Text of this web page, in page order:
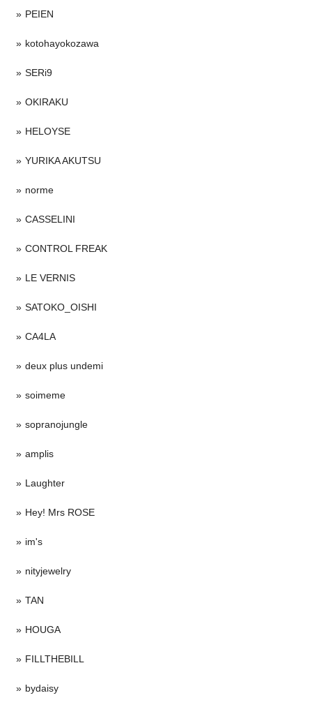
PEIEN
kotohayokozawa
SERi9
OKIRAKU
HELOYSE
YURIKA AKUTSU
norme
CASSELINI
CONTROL FREAK
LE VERNIS
SATOKO_OISHI
CA4LA
deux plus undemi
soimeme
sopranojungle
amplis
Laughter
Hey! Mrs ROSE
im's
nityjewelry
TAN
HOUGA
FILLTHEBILL
bydaisy